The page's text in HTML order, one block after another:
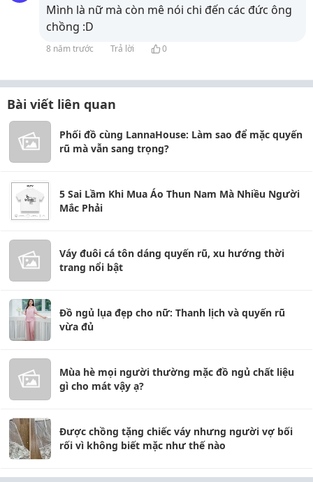
Mình là nữ mà còn mê nói chi đến các đức ông
chồng :D
8 năm trước Trả lời 0
Bài viết liên quan
Phối đồ cùng LannaHouse: Làm sao để mặc quyến
rũ mà vẫn sang trọng?
5 Sai Lầm Khi Mua Áo Thun Nam Mà Nhiều Người
Mắc Phải
Váy đuôi cá tôn dáng quyến rũ, xu hướng thời
trang nổi bật
Đồ ngủ lụa đẹp cho nữ: Thanh lịch và quyến rũ
vừa đủ
Mùa hè mọi người thường mặc đồ ngủ chất liệu
gì cho mát vậy ạ?
Được chồng tặng chiếc váy nhưng người vợ bối
rối vì không biết mặc như thế nào